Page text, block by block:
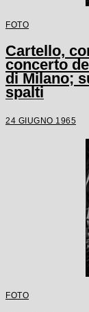
FOTO
Cartello,
concerto
di Milano;
spalti
24 GIUGNO 1965
FOTO